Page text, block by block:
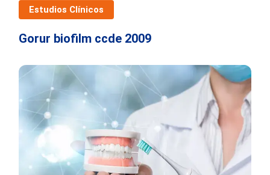
Estudios Clínicos
Gorur biofilm ccde 2009